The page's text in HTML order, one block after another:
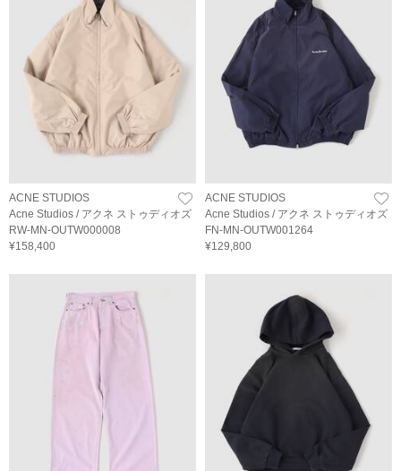
ACNE STUDIOS
Acne Studios / アクネ ストゥディオズ
RW-MN-OUTW000008
¥158,400
ACNE STUDIOS
Acne Studios / アクネ ストゥディオズ
FN-MN-OUTW001264
¥129,800